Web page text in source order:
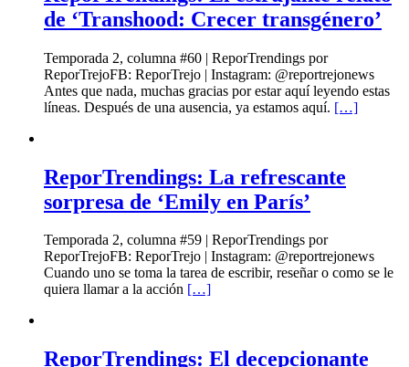
de ‘Transhood: Crecer transgénero’
Temporada 2, columna #60 | ReporTrendings por
ReporTrejoFB: ReporTrejo | Instagram: @reportrejonews
Antes que nada, muchas gracias por estar aquí leyendo estas
líneas. Después de una ausencia, ya estamos aquí. […]
ReporTrendings: La refrescante
sorpresa de ‘Emily en París’
Temporada 2, columna #59 | ReporTrendings por
ReporTrejoFB: ReporTrejo | Instagram: @reportrejonews
Cuando uno se toma la tarea de escribir, reseñar o como se le
quiera llamar a la acción […]
ReporTrendings: El decepcionante